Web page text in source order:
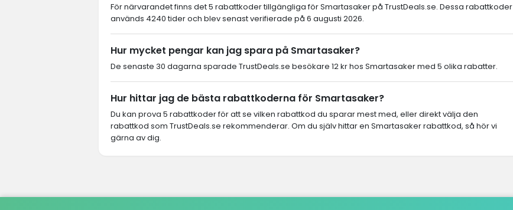
För närvarandet finns det 5 rabattkoder tillgängliga för Smartasaker på TrustDeals.se. Dessa rabattkoder
används 4240 tider och blev senast verifierade på 6 augusti 2026.
Hur mycket pengar kan jag spara på Smartasaker?
De senaste 30 dagarna sparade TrustDeals.se besökare 12 kr hos Smartasaker med 5 olika rabatter.
Hur hittar jag de bästa rabattkoderna för Smartasaker?
Du kan prova 5 rabattkoder för att se vilken rabattkod du sparar mest med, eller direkt välja den
rabattkod som TrustDeals.se rekommenderar. Om du själv hittar en Smartasaker rabattkod, så hör vi
gärna av dig.